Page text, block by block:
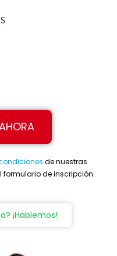
de nuestras
de inscripción.
¡Hablemos!